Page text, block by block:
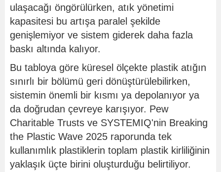
ulaşacağı öngörülürken, atık yönetimi
kapasitesi bu artışa paralel şekilde
genişlemiyor ve sistem giderek daha fazla
baskı altında kalıyor.
Bu tabloya göre küresel ölçekte plastik atığın
sınırlı bir bölümü geri dönüştürülebilirken,
sistemin önemli bir kısmı ya depolanıyor ya
da doğrudan çevreye karışıyor. Pew
Charitable Trusts ve SYSTEMIQ'nin Breaking
the Plastic Wave 2025 raporunda tek
kullanımlık plastiklerin toplam plastik kirliliğinin
yaklaşık üçte birini oluşturduğu belirtiliyor.